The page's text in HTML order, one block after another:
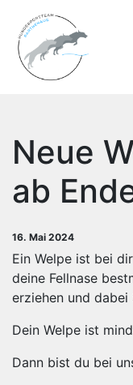
Neue
ab
16. Mai 2024
Ein Welpe ist bei
deine Fellnase
erziehen und
Dein Welpe ist
Dann bist du bei